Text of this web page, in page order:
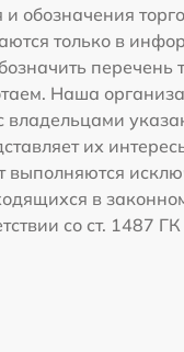
обозначения
только в
перечень
Наша
их
выполняются
в
со ст. 1487